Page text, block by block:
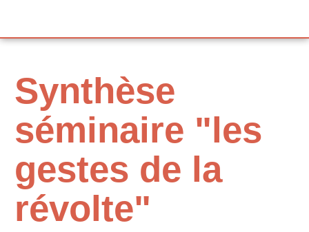
Synthèse
séminaire "les
gestes de la
révolte"